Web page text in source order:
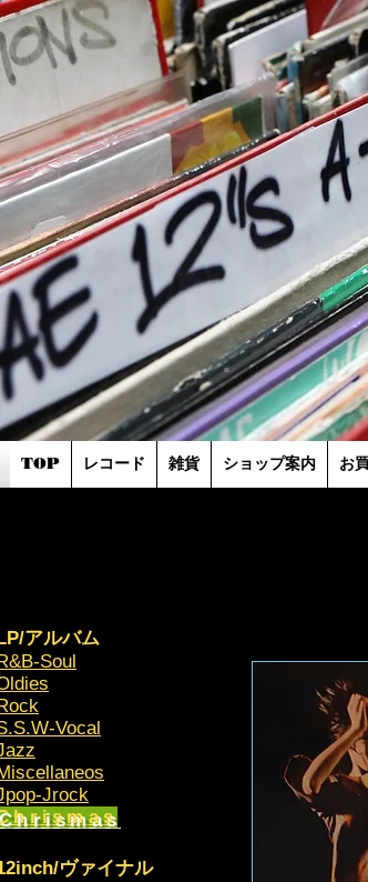
TOP レコード 雑貨 ショップ案内 お
アルバム
Soul
Vocal
Jrock
ヴァイナル